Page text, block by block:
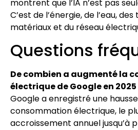
montrent que l’IA n’est pas
C’est de l’énergie, de l’eau,
matériaux et du réseau
Questions
De combien a augmenté la
électrique de Google en 2025
Google a enregistré une
consommation électrique, le
accroissement annuel jusqu’à